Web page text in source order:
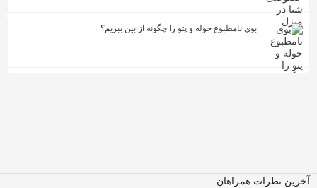
بوی نامطبوع حوله و پتو را چگونه از بین ببریم؟
نظرات همراهان: